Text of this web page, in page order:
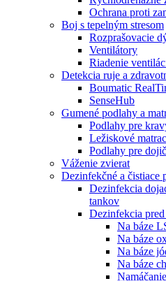
Ochrana proti
Boj s tepelným stresom
Rozprašovacie
Ventilátory
Riadenie
Detekcia ruje a
Boumatic
SenseHub
Gumené podlahy a
Podlahy pre
Ležiskové
Podlahy pre
Váženie zvierat
Dezinfekčné a čistiace
Dezinfekcia
tankov
Dezinfekcia
Na báze
Na báze
Na báze
Na báze